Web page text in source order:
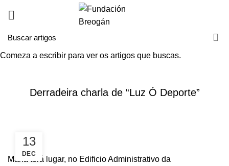
HOME NOVAS
Derradeira charla de “Luz Ó Deporte”
13
DEC
Mañá terá lugar, no Edificio Administrativo da
Comeza a escribir para ver os artigos que buscas.